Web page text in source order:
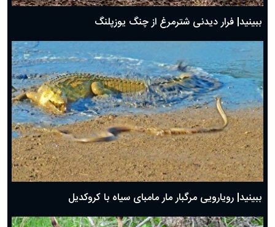
ببینید| فرار دیدنی شترمرغ از چنگ یوزپلنگ
ببینید| رویارویی مرگبار مار مامبای سیاه با کروکدیل